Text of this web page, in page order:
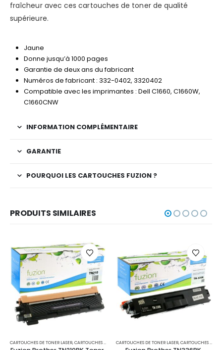
fraîcheur avec ces cartouches de toner de qualité
supérieure.
Jaune
Donne jusqu’à 1000 pages
Garantie de deux ans du fabricant
Numéros de fabricant : 332-0402, 3320402
Compatible avec les imprimantes : Dell C1660, C1660W,
C1660CNW
INFORMATION COMPLÉMENTAIRE
GARANTIE
POURQUOI LES CARTOUCHES FUZION ?
PRODUITS SIMILAIRES
, IMPRIMANTES MFC
CARTOUCHES DE TONER LASER,CARTOUCHES POUR IMPRIMANTES BROTHER , IMPRIMANTES MFC
CARTOUCHES DE TONER LASER,CARTOUCHES POUR IMPRIMANTES BROTHER